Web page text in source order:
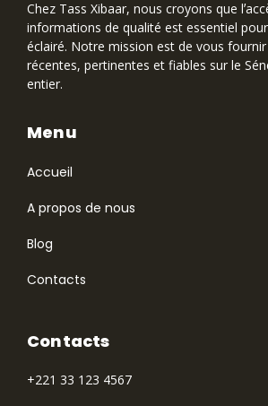
Chez Tass Xibaar, nous croyons que
informations de qualité est essentiel
éclairé. Notre mission est de vous
récentes, pertinentes et fiables sur le
entier.
Accueil
A propos de nous
Blog
Contacts
Menu
Contacts
+221 33 123 4567